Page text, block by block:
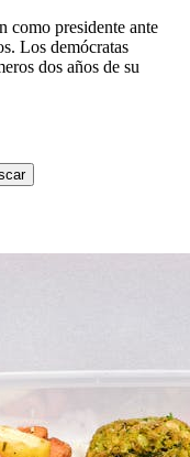
como presidente ante
Los demócratas
dos años de su